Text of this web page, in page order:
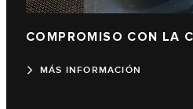
COMPROMISO CON LA
MÁS INFORMACIÓN